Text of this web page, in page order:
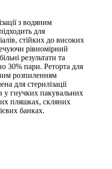
з водяним
для
стійких до високих
рівномірний
результати та
30% пари. Реторта для
розпиленням
для стерилізації
у гнучких пакувальних
пляшках, скляних
банках.